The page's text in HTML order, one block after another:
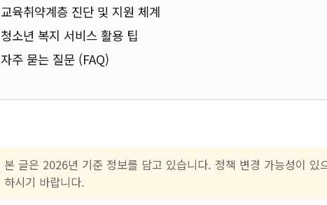
교육취약계층 진단 및 지원 체계
청소년 복지 서비스 활용 팁
자주 묻는 질문 (FAQ)
본 글은 2026년 기준 정보를 담고 있습니다. 정책 변경 가능성이 있
하시기 바랍니다.